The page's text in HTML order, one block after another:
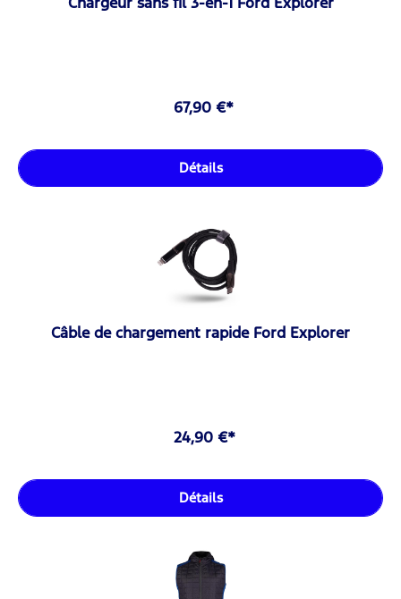
67,90 €*
Détails
Câble de chargement rapide Ford Explorer
24,90 €*
Détails